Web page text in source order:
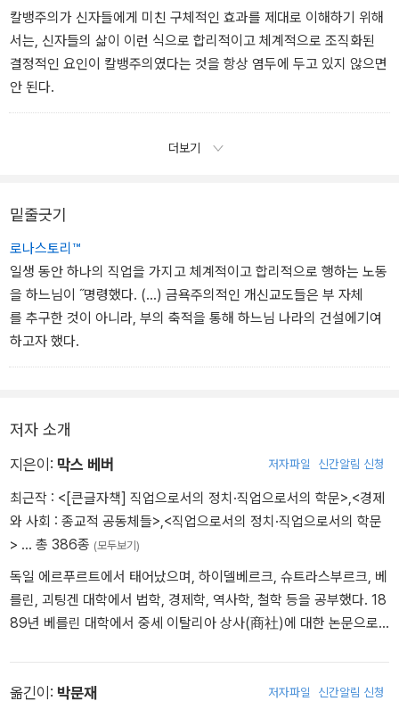
인 원칙들과 덕목들을 중심으로 대단히 합리적이고 체계적으로 조직
한 결과였고, 칼뱅주의가 루터교와는 대조적으로 신자들에게 그런 식
으로 삶을 조직화할 것을 강제한 결과였다.
칼뱅주의가 신자들에게 미친 구체적인 효과를 제대로 이해하기 위해
서는, 신자들의 삶이 이런 식으로 합리적이고 체계적으로 조직화된
결정적인 요인이 칼뱅주의였다는 것을 항상 염두에 두고 있지 않으면
안 된다.
더보기
밑줄긋기
로나스토리™
일생 동안 하나의 직업을 가지고 체계적이고 합리적으로 행하는 노동
을 하느님이 ˝명령했다. (...) 금욕주의적인 개신교도들은 부 자체
를 추구한 것이 아니라, 부의 축적을 통해 하느님 나라의 건설에기여
하고자 했다.
저자 소개
지은이: 막스 베버 저자파일 신간알림 신청
최근작 : <[큰글자책] 직업으로서의 정치·직업으로서의 학문>,<경제
와 사회 : 종교적 공동체들>,<직업으로서의 정치·직업으로서의 학문
> … 총 386종 (모두보기)
독일 에르푸르트에서 태어났으며, 하이델베르크, 슈트라스부르크, 베
를린, 괴팅겐 대학에서 법학, 경제학, 역사학, 철학 등을 공부했다. 18
89년 베를린 대학에서 중세 이탈리아 상사(商社)에 대한 논문으로
생의 지적 반려자인 마리안네 슈니트거와 결혼했다. 1894년에 프라
옮긴이: 박문재 저자파일 신간알림 신청